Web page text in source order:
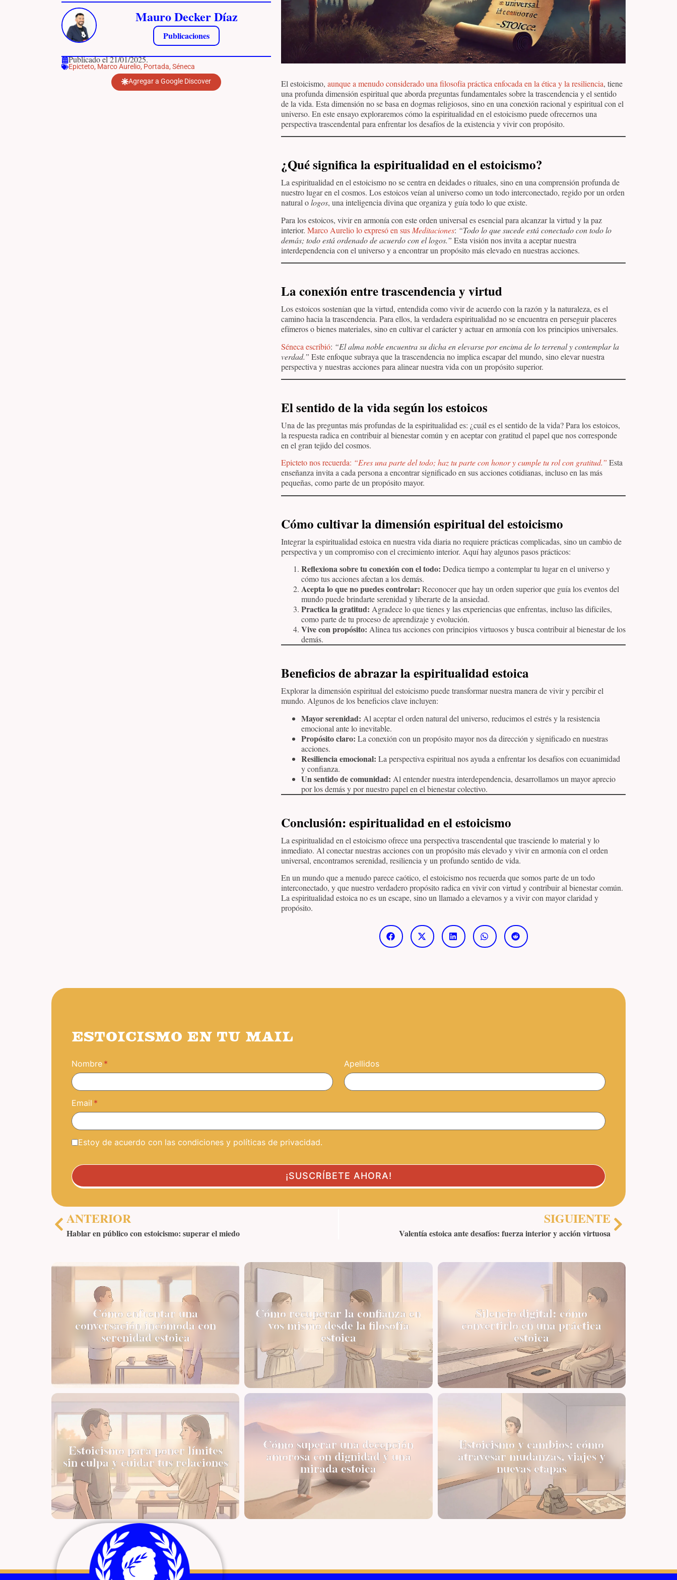
Mauro Decker Díaz
Publicaciones
Publicado el 21/01/2025.
Epicteto, Marco Aurelio, Portada, Séneca
Agregar a Google Discover
El estoicismo, aunque a menudo considerado una filosofía práctica enfocada en la ética y la resiliencia, tiene
una profunda dimensión espiritual que aborda preguntas fundamentales sobre la trascendencia y el sentido
de la vida. Esta dimensión no se basa en dogmas religiosos, sino en una conexión racional y espiritual con el
universo. En este ensayo exploraremos cómo la espiritualidad en el estoicismo puede ofrecernos una
perspectiva trascendental para enfrentar los desafíos de la existencia y vivir con propósito.
¿Qué significa la espiritualidad en el estoicismo?
La espiritualidad en el estoicismo no se centra en deidades o rituales, sino en una comprensión profunda de
nuestro lugar en el cosmos. Los estoicos veían al universo como un todo interconectado, regido por un orden
natural ologos, una inteligencia divina que organiza y guía todo lo que existe.
Para los estoicos, vivir en armonía con este orden universal es esencial para alcanzar la virtud y la paz
interior. Marco Aurelio lo expresó en sus Meditaciones: “Todo lo que sucede está conectado con todo lo
demás; todo está ordenado de acuerdo con el logos.” Esta visión nos invita a aceptar nuestra
interdependencia con el universo y a encontrar un propósito más elevado en nuestras acciones.
La conexión entre trascendencia y virtud
Los estoicos sostenían que la virtud, entendida como vivir de acuerdo con la razón y la naturaleza, es el
camino hacia la trascendencia. Para ellos, la verdadera espiritualidad no se encuentra en perseguir placeres
efímeros o bienes materiales, sino en cultivar el carácter y actuar en armonía con los principios universales.
Séneca escribió: “El alma noble encuentra su dicha en elevarse por encima de lo terrenal y contemplar la
verdad.” Este enfoque subraya que la trascendencia no implica escapar del mundo, sino elevar nuestra
perspectiva y nuestras acciones para alinear nuestra vida con un propósito superior.
El sentido de la vida según los estoicos
Una de las preguntas más profundas de la espiritualidad es: ¿cuál es el sentido de la vida? Para los estoicos,
la respuesta radica en contribuir al bienestar común y en aceptar con gratitud el papel que nos corresponde
en el gran tejido del cosmos.
Epicteto nos recuerda: “Eres una parte del todo; haz tu parte con honor y cumple tu rol con gratitud.” Esta
enseñanza invita a cada persona a encontrar significado en sus acciones cotidianas, incluso en las más
pequeñas, como parte de un propósito mayor.
Cómo cultivar la dimensión espiritual del estoicismo
Integrar la espiritualidad estoica en nuestra vida diaria no requiere prácticas complicadas, sino un cambio de
perspectiva y un compromiso con el crecimiento interior. Aquí hay algunos pasos prácticos:
Reflexiona sobre tu conexión con el todo: Dedica tiempo a contemplar tu lugar en el universo y
cómo tus acciones afectan a los demás.
Acepta lo que no puedes controlar: Reconocer que hay un orden superior que guía los eventos del
mundo puede brindarte serenidad y liberarte de la ansiedad.
Practica la gratitud: Agradece lo que tienes y las experiencias que enfrentas, incluso las difíciles,
como parte de tu proceso de aprendizaje y evolución.
Vive con propósito: Alinea tus acciones con principios virtuosos y busca contribuir al bienestar de los
demás.
Beneficios de abrazar la espiritualidad estoica
Explorar la dimensión espiritual del estoicismo puede transformar nuestra manera de vivir y percibir el
mundo. Algunos de los beneficios clave incluyen:
Mayor serenidad: Al aceptar el orden natural del universo, reducimos el estrés y la resistencia
emocional ante lo inevitable.
Propósito claro: La conexión con un propósito mayor nos da dirección y significado en nuestras
acciones.
Resiliencia emocional: La perspectiva espiritual nos ayuda a enfrentar los desafíos con ecuanimidad
y confianza.
Un sentido de comunidad: Al entender nuestra interdependencia, desarrollamos un mayor aprecio
por los demás y por nuestro papel en el bienestar colectivo.
Conclusión: espiritualidad en el estoicismo
La espiritualidad en el estoicismo ofrece una perspectiva trascendental que trasciende lo material y lo
inmediato. Al conectar nuestras acciones con un propósito más elevado y vivir en armonía con el orden
universal, encontramos serenidad, resiliencia y un profundo sentido de vida.
En un mundo que a menudo parece caótico, el estoicismo nos recuerda que somos parte de un todo
interconectado, y que nuestro verdadero propósito radica en vivir con virtud y contribuir al bienestar común.
La espiritualidad estoica no es un escape, sino un llamado a elevarnos y a vivir con mayor claridad y
propósito.
ESTOICISMO EN TU MAIL
Nombre Apellidos
Email
Estoy de acuerdo con las condiciones y políticas de privacidad.
ANTERIOR
Hablar en público con estoicismo: superar el miedo
SIGUIENTE
Valentía estoica ante desafíos: fuerza interior y acción virtuosa
Cómo enfrentar una
conversación incómoda con
serenidad estoica
Cómo recuperar la confianza en
vos mismo desde la filosofía
estoica
Silencio digital: cómo
convertirlo en una práctica
estoica
Estoicismo para poner límites
sin culpa y cuidar tus relaciones
Cómo superar una decepción
amorosa con dignidad y una
mirada estoica
Estoicismo y cambios: cómo
atravesar mudanzas, viajes y
nuevas etapas